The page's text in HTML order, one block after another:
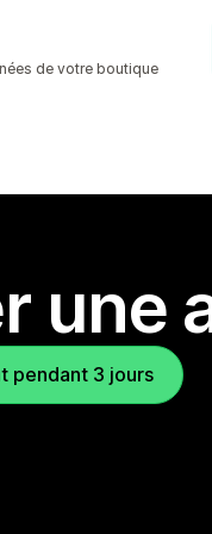
de votre boutique
une
pendant 3 jours